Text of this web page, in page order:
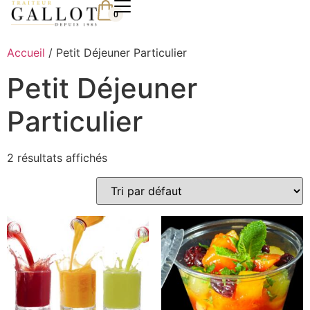
0
Accueil / Petit Déjeuner Particulier
Petit Déjeuner
Particulier
2 résultats affichés